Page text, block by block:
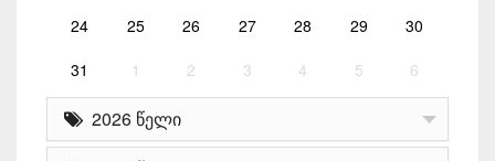
24 25 26 27 28 29 30
31 1 2 3 4 5 6
2026 წელი